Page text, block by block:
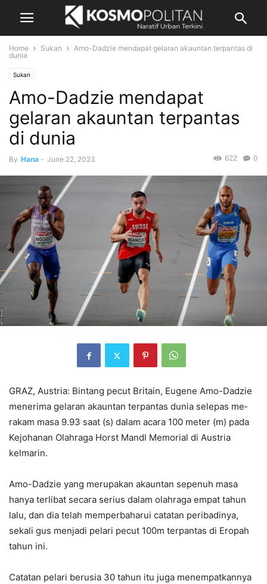
Home Sukan
Amo-Dadzie mendapat gelaran akauntan terpantas di
dunia
Sukan
Amo-Dadzie mendapat
gelaran akauntan terpantas
di dunia
By Hana - June 22, 2023 0
622
GRAZ, Austria: Bintang pecut Britain, Eugene Amo-Dadzie
menerima gelaran akauntan terpantas dunia selepas me­
rakam masa 9.93 saat (s) dalam acara 100 meter (m) pada
Kejohanan Olahraga Horst Mandl Memorial di Austria
kelmarin.
Amo-Dadzie yang merupakan akauntan sepenuh masa
hanya terlibat secara serius dalam olahraga empat tahun
lalu, dan dia telah memperbaharui catatan peribadinya,
sekali gus menjadi pelari pecut 100m terpantas di Eropah
tahun ini.
Catatan pelari berusia 30 tahun itu juga menempatkannya